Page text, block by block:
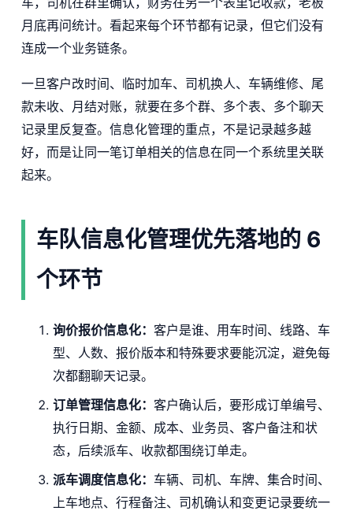
月底再问统计。看起来每个环节都有记录，但它们没有
连成一个业务链条。
一旦客户改时间、临时加车、司机换人、车辆维修、尾
款未收、月结对账，就要在多个群、多个表、多个聊天
记录里反复查。信息化管理的重点，不是记录越多越
好，而是让同一笔订单相关的信息在同一个系统里关联
起来。
车队信息化管理优先落地的 6
个环节
询价报价信息化： 客户是谁、用车时间、线路、车
型、人数、报价版本和特殊要求要能沉淀，避免每
次都翻聊天记录。
订单管理信息化： 客户确认后，要形成订单编号、
执行日期、金额、成本、业务员、客户备注和状
态，后续派车、收款都围绕订单走。
派车调度信息化： 车辆、司机、车牌、集合时间、
上车地点、行程备注、司机确认和变更记录要统一